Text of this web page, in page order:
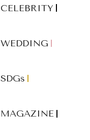
CELEBRITY
WEDDING
SDGs
MAGAZINE